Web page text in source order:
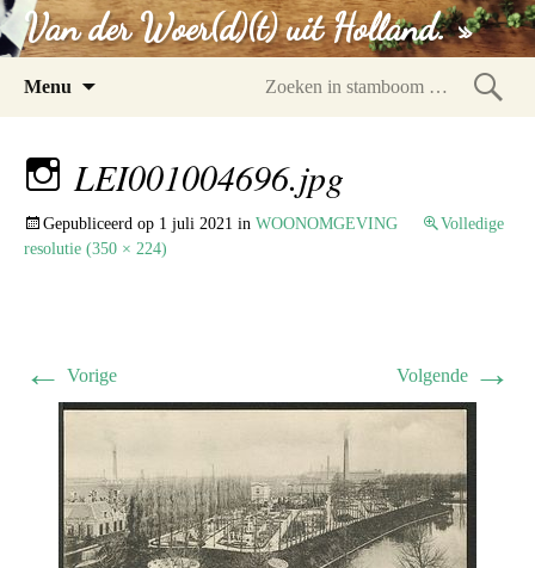
Van der Woer(d)(t) uit Holland. »
Menu
LEI001004696.jpg
Gepubliceerd op 1 juli 2021 in WOONOMGEVING
Volledige
resolutie (350 × 224)
← Vorige Volgende →